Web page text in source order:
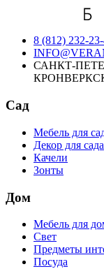
8 (812) 232-
САНКТ-
Сад
Мебель для
Декор для сада
Качели
Зонты
Дом
Мебель для
Свет
Предметы
Посуда